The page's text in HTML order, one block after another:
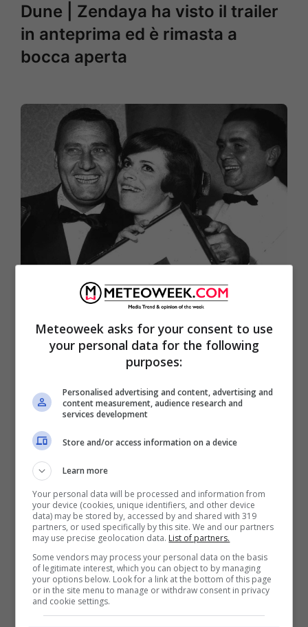
Dune | Zendaya ha visto il trailer
in anteprima ed è rimasta a
bocca aperta
Franca Valeri | come riuscì a
creare un nuovo modello di
donna al cinema
Cinema sotto le stelle | una guida
alle arene estive di Roma
Meteoweek asks for your consent to use
your personal data for the following
purposes:
Personalised advertising and content, advertising and
content measurement, audience research and
services development
Store and/or access information on a device
Learn more
Your personal data will be processed and information from
your device (cookies, unique identifiers, and other device
data) may be stored by, accessed by and shared with 319
partners, or used specifically by this site. We and our partners
may use precise geolocation data. List of partners.
Some vendors may process your personal data on the basis
of legitimate interest, which you can object to by managing
your options below. Look for a link at the bottom of this page
or in the site menu to manage or withdraw consent in privacy
and cookie settings.